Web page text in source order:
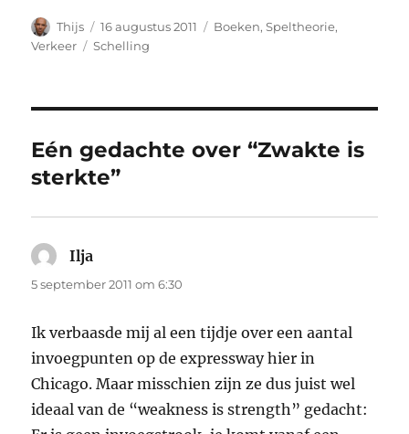
Auteur
Thijs
Geplaatst
op
16 augustus 2011 Categorieën
Boeken,Speltheorie,
Verkeer
Tags
Schelling
Eén gedachte over “Zwakte is
sterkte”
Ilja
5 september 2011 om 6:30
Ik verbaasde mij al een tijdje over een aantal
invoegpunten op de expressway hier in
Chicago. Maar misschien zijn ze dus juist wel
ideaal van de “weakness is strength” gedacht: